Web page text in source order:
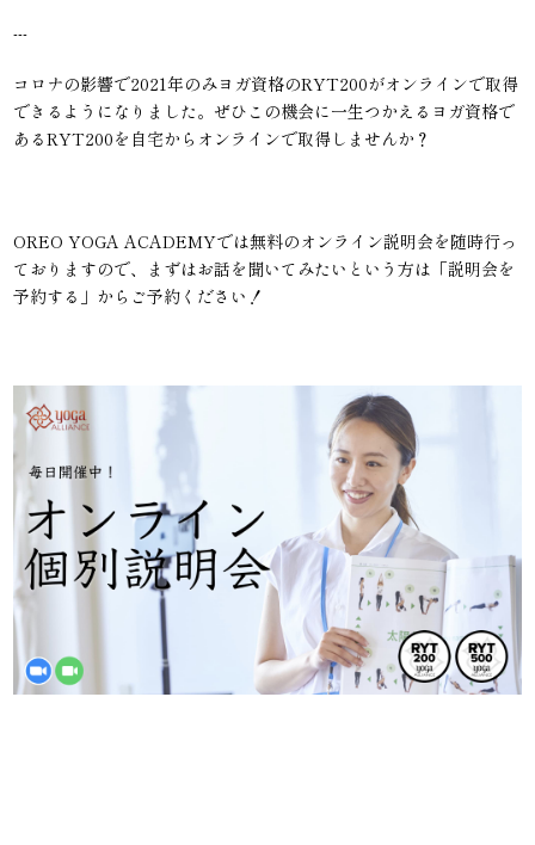
---
コロナの影響で2021年のみヨガ資格のRYT200がオンラインで取得
できるようになりました。ぜひこの機会に一生つかえるヨガ資格で
あるRYT200を自宅からオンラインで取得しませんか？
OREO YOGA ACADEMYでは無料のオンライン説明会を随時行っ
ておりますので、まずはお話を聞いてみたいという方は「説明会を
予約する」からご予約ください！